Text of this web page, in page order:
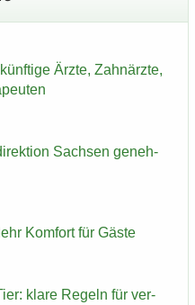
Ärzte, Zahn­ärz­te,
Sach­sen ge­neh­
Kom­fort für Gäste
klare Re­geln für ver­